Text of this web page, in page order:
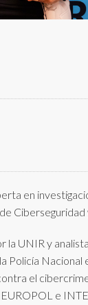
en
la UNIR y
Policía Nacional
el
e